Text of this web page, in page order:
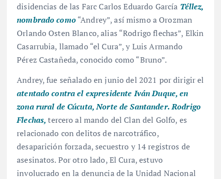
disidencias de las Farc Carlos Eduardo García Téllez,
nombrado como“Andrey”, así mismo a Orozman
Orlando Osten Blanco, alias “Rodrigo flechas”, Elkin
Casarrubia, llamado “el Cura”, y Luis Armando
Pérez Castañeda, conocido como “Bruno”.
Andrey, fue señalado en junio del 2021 por dirigir el
atentado contra el expresidente Iván Duque, en
zona rural de Cúcuta, Norte de Santander. Rodrigo
Flechas,tercero al mando del Clan del Golfo, es
relacionado con delitos de narcotráfico,
desaparición forzada, secuestro y 14 registros de
asesinatos. Por otro lado, El Cura, estuvo
involucrado en la denuncia de la Unidad Nacional